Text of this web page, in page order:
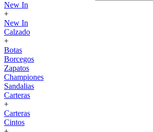
New In
+
New In
Calzado
+
Botas
Borcegos
Zapatos
Championes
Sandalias
Carteras
+
Carteras
Cintos